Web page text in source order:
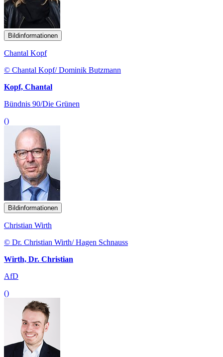
Bildinformationen
Chantal Kopf
© Chantal Kopf/ Dominik Butzmann
Kopf, Chantal
Bündnis 90/Die Grünen
()
Bildinformationen
Christian Wirth
© Dr. Christian Wirth/ Hagen Schnauss
Wirth, Dr. Christian
AfD
()